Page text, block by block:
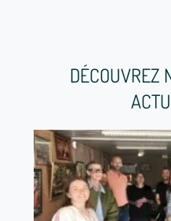
DÉCOUVREZ